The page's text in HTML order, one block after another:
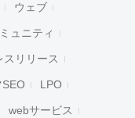
ウェブ
ュニティ
スリリース
SEO LPO
webサービス